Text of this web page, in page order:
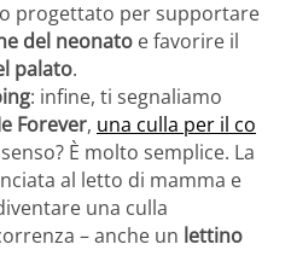
progettato per supportare
del neonato e favorire il
palato.
: infine, ti segnaliamo
Forever, una culla per il co
È molto semplice. La
al letto di mamma e
una culla
– anche un lettino